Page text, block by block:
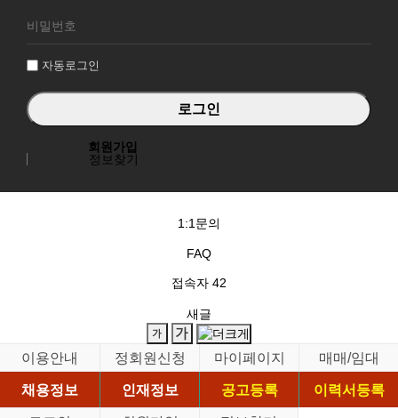
그
자동로그인
회원가입
정보찾기
1:1문의
FAQ
접속자 42
새글
이용안내 정회원신청 마이페이지
매매/임대
채용정보
인재정보 공고등록
이력서등록